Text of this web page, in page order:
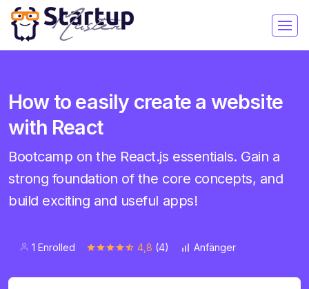
How to easily create a website
with React
Bootcamp on the React.js essentials. Gain a
strong foundation of the core concepts, and
build exciting and useful apps!
1 Enrolled 4,8 (4) Anfänger